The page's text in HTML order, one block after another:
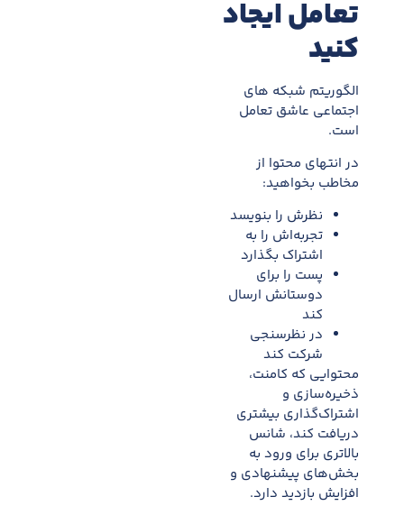
تعامل ایجاد
کنید
الگوریتم شبکه های
اجتماعی عاشق تعامل
است.
در انتهای محتوا از
مخاطب بخواهید:
نظرش را بنویسد
تجربه‌اش را به
اشتراک بگذارد
پست را برای
دوستانش ارسال
کند
در نظرسنجی
شرکت کند
محتوایی که کامنت،
ذخیره‌سازی و
اشتراک‌گذاری بیشتری
دریافت کند، شانس
بالاتری برای ورود به
بخش‌های پیشنهادی و
افزایش بازدید دارد.